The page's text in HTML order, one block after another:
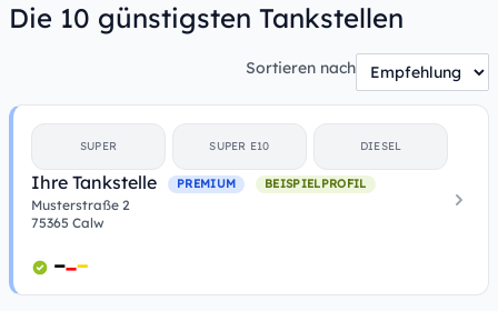
Die 10 günstigsten Tankstellen
Sortieren nach
SUPER SUPER E10 DIESEL
Ihre Tankstelle PREMIUM BEISPIELPROFIL
Musterstraße 2
75365 Calw